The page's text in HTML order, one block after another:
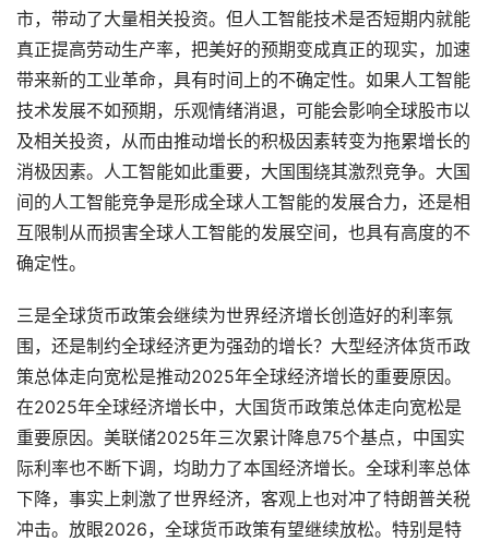
市，带动了大量相关投资。但人工智能技术是否短期内就能
真正提高劳动生产率，把美好的预期变成真正的现实，加速
带来新的工业革命，具有时间上的不确定性。如果人工智能
技术发展不如预期，乐观情绪消退，可能会影响全球股市以
及相关投资，从而由推动增长的积极因素转变为拖累增长的
消极因素。人工智能如此重要，大国围绕其激烈竞争。大国
间的人工智能竞争是形成全球人工智能的发展合力，还是相
互限制从而损害全球人工智能的发展空间，也具有高度的不
确定性。
三是全球货币政策会继续为世界经济增长创造好的利率氛
围，还是制约全球经济更为强劲的增长？大型经济体货币政
策总体走向宽松是推动2025年全球经济增长的重要原因。
在2025年全球经济增长中，大国货币政策总体走向宽松是
重要原因。美联储2025年三次累计降息75个基点，中国实
际利率也不断下调，均助力了本国经济增长。全球利率总体
下降，事实上刺激了世界经济，客观上也对冲了特朗普关税
冲击。放眼2026，全球货币政策有望继续放松。特别是特